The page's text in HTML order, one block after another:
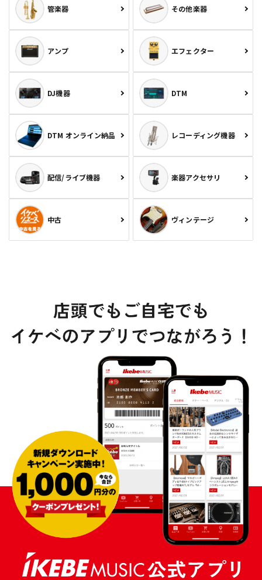
管楽器 その他楽器
アンプ エフェクター
DJ機器 DTM
DTM オンライン納品 レコーディング機器
配信/ライブ機器 楽器アクセサリ
中古 ヴィンテージ